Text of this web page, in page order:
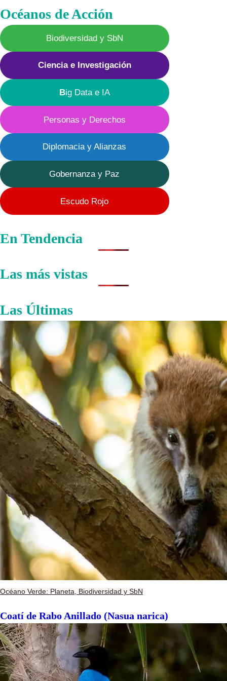
Océanos de Acción
Biodiversidad y SbN
Ciencia e Investigación
Big Data e IA
Personas y Derechos
Diplomacia y Alianzas
Gobernanza y Paz
Escudo Rojo
En Tendencia
Las más vistas
Las Últimas
Océano Verde: Planeta, Biodiversidad y SbN
Coatí de Rabo Anillado (Nasua narica)